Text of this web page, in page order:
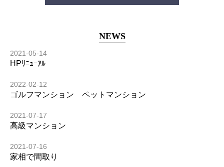
NEWS
2021-05-14
HPﾘﾆｭｰｱﾙ
2022-02-12
ゴルフマンション ペットマンション
2021-07-17
高級マンション
2021-07-16
家相で間取り